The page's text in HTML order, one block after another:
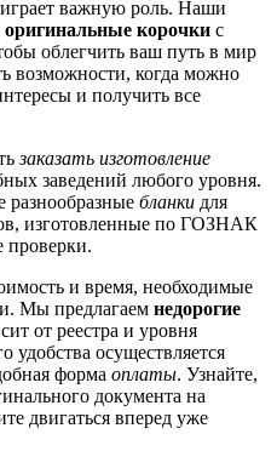
важную роль. Наши
оригинальные корочки с
облегчить ваш путь в мир
возможности, когда можно
и получить все
заказать изготовление
заведений любого уровня.
разнообразные бланки для
изготовленные по ГОЗНАК
проверки.
и время, необходимые
Мы предлагаем недорогие
от реестра и уровня
удобства осуществляется
форма оплаты. Узнайте,
документа на
двигаться вперед уже